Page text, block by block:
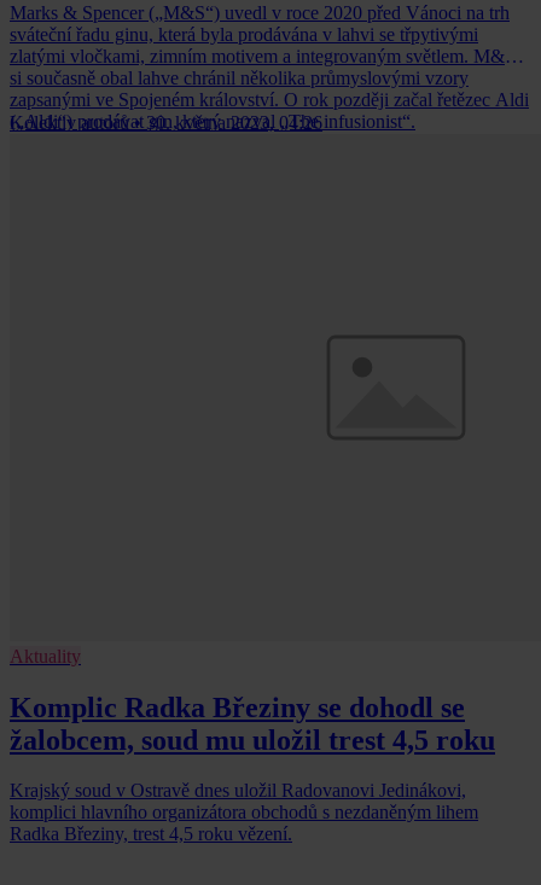
Marks & Spencer („M&S“) uvedl v roce 2020 před Vánoci na trh
sváteční řadu ginu, která byla prodávána v lahvi se třpytivými
zlatými vločkami, zimním motivem a integrovaným světlem. M&S
si současně obal lahve chránil několika průmyslovými vzory
zapsanými ve Spojeném království. O rok později začal řetězec Aldi
(„Aldi“) prodávat gin, který nazval „The infusionist“.
Kolektiv autorů • 30. května 2023, 04:26
Aktuality
Komplic Radka Březiny se dohodl se
žalobcem, soud mu uložil trest 4,5 roku
Krajský soud v Ostravě dnes uložil Radovanovi Jedinákovi,
komplici hlavního organizátora obchodů s nezdaněným lihem
Radka Březiny, trest 4,5 roku vězení.